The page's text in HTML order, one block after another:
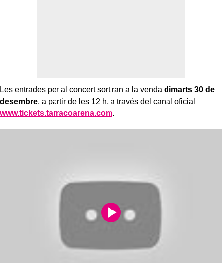
Les entrades per al concert sortiran a la venda dimarts 30 de
desembre, a partir de les 12 h, a través del canal oficial
www.tickets.tarracoarena.com.